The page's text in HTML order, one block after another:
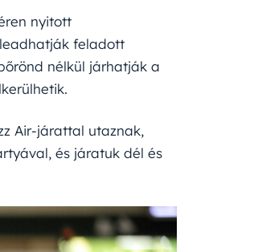
nyitott
feladott
nélkül járhatják a
Air-járattal utaznak,
és járatuk dél és